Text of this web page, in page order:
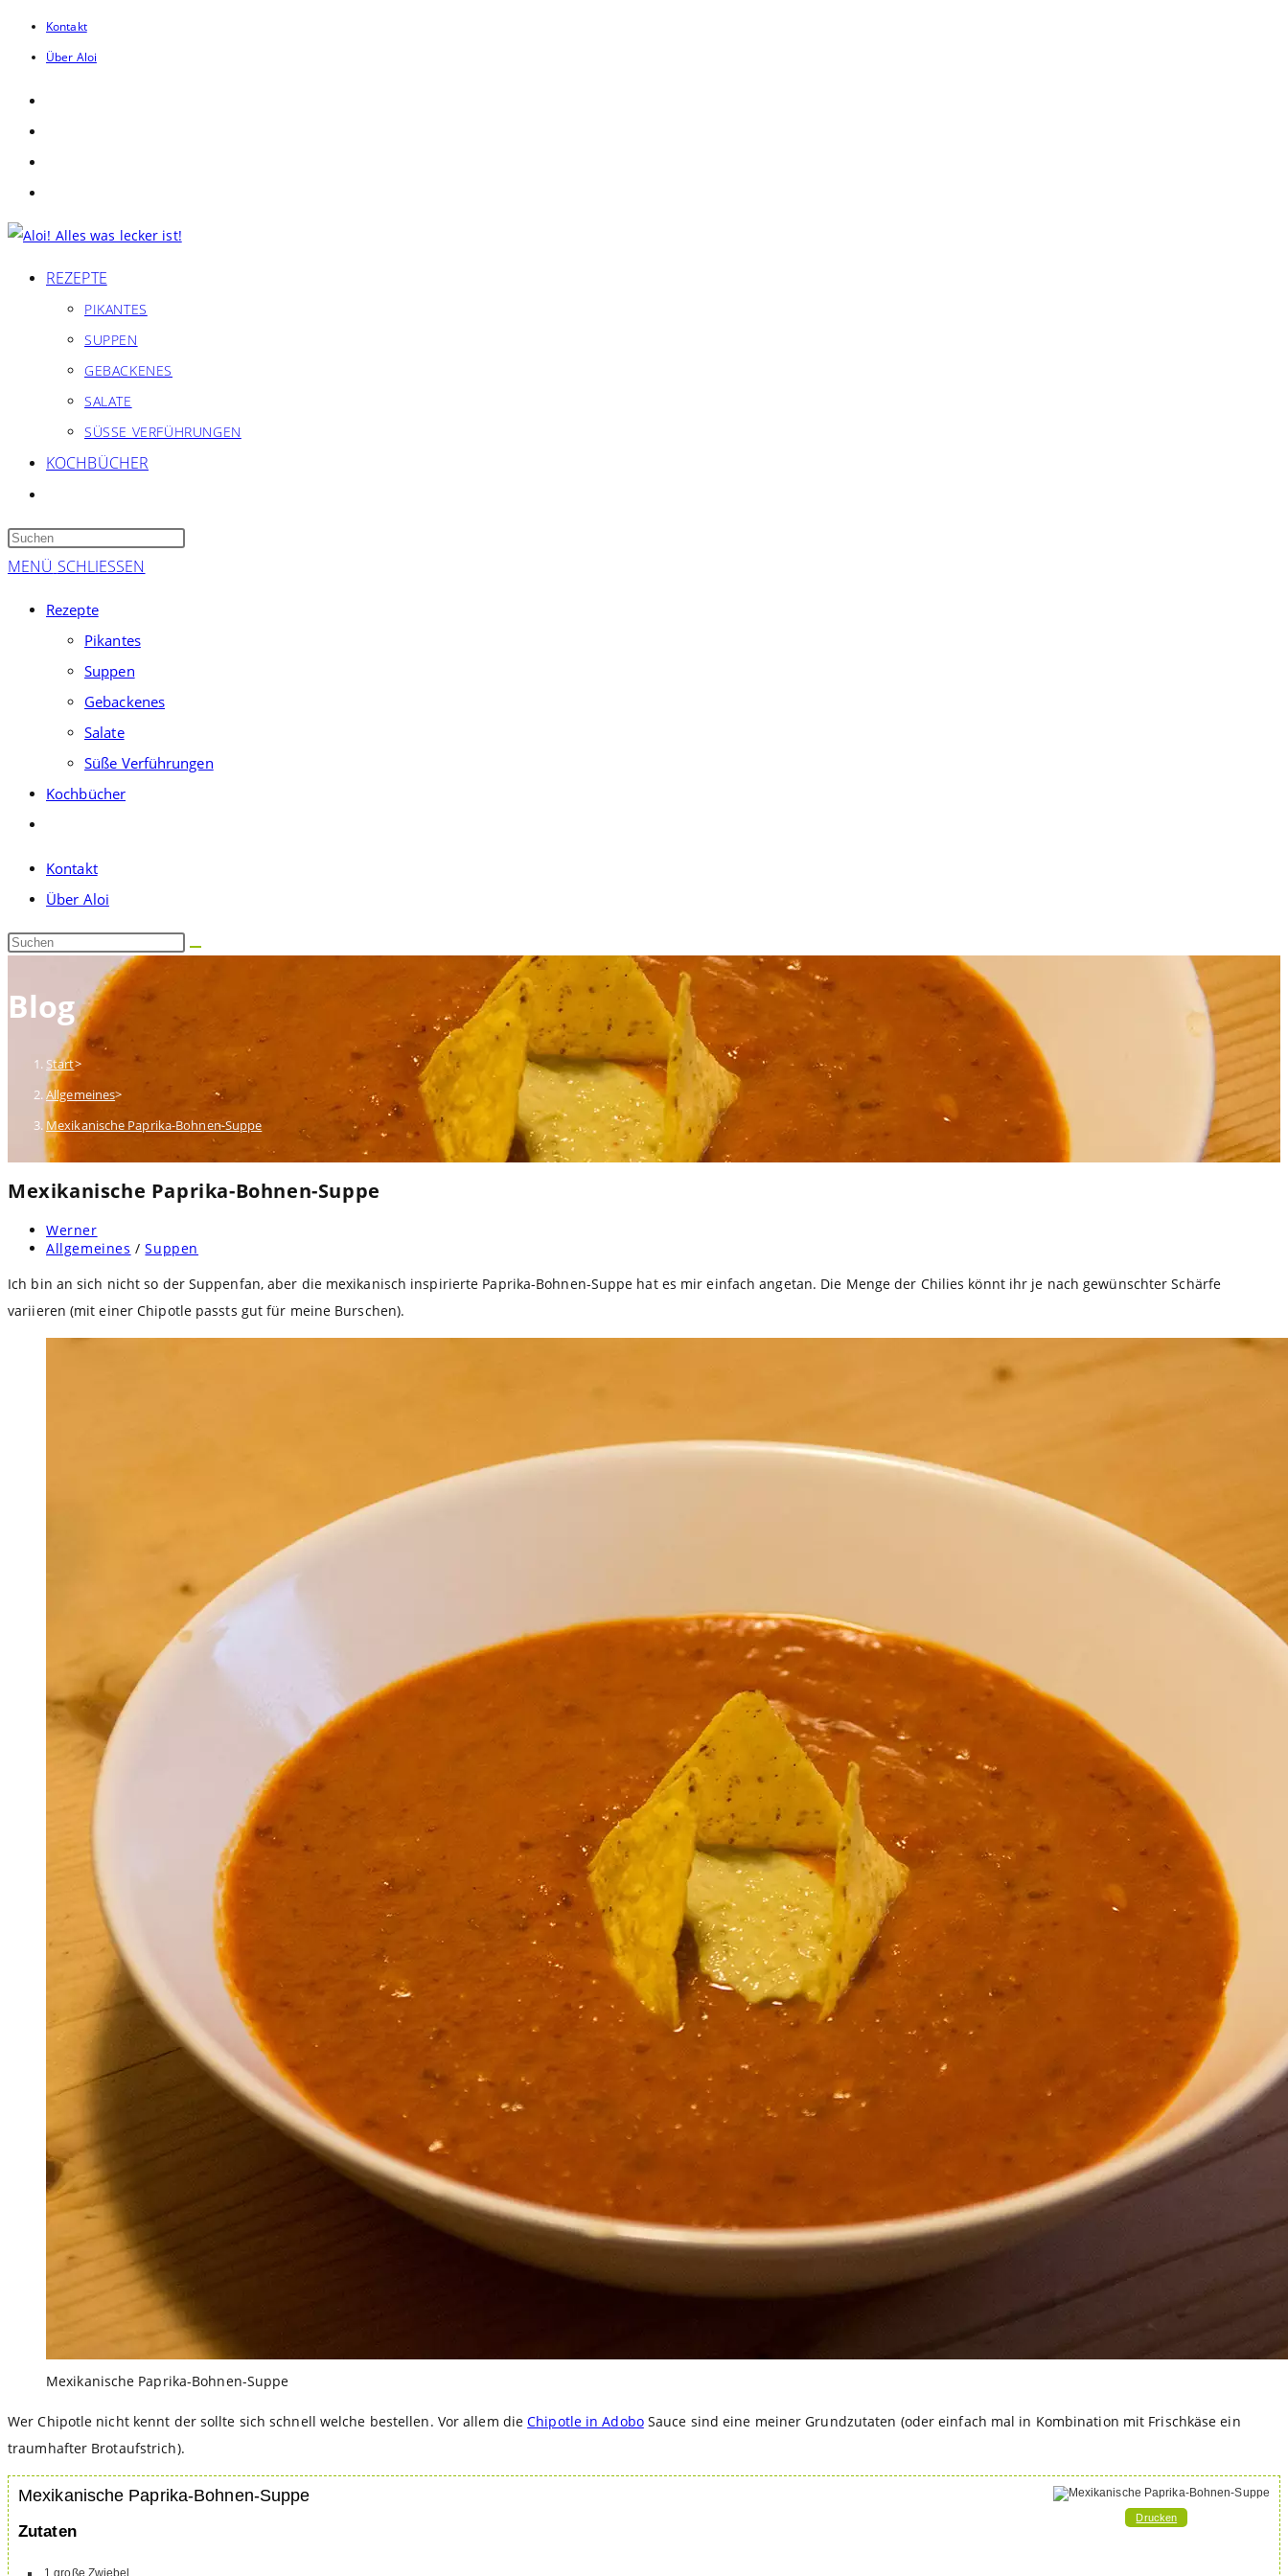
Zum
Kontakt
Über Aloi
REZEPTE
PIKANTES
SUPPEN
GEBACKENES
SALATE
SÜSSE VERFÜHRUNGEN
KOCHBÜCHER
SUCHE
UMSCHALTEN
Press
MENÜ SCHLIESSEN
Rezepte
Pikantes
Suppen
Gebackenes
Salate
Süße Verführungen
Kochbücher
umschalten
Kontakt
Über Aloi
Diese
durchsuchen
Blog
Start>
Allgemeines>
Mexikanische Paprika-Bohnen-Suppe
Mexikanische Paprika-Bohnen-Suppe
Beitrags-
Autor:
Werner
Beitrags-
Allgemeines / Suppen
Ich bin an sich nicht so der Suppenfan, aber die mexikanisch inspirierte Paprika-Bohnen-Suppe hat es mir einfach angetan. Die Menge der Chilies könnt ihr je nach gewünschter Schärfe
variieren (mit einer Chipotle passts gut für meine Burschen).
Mexikanische Paprika-Bohnen-Suppe
Wer Chipotle nicht kennt der sollte sich schnell welche bestellen. Vor allem dieChipotle in AdoboSauce sind eine meiner Grundzutaten (oder einfach mal in Kombination mit Frischkäse ein
traumhafter Brotaufstrich).
Drucken
Mexikanische Paprika-Bohnen-Suppe
Zutaten
1 große Zwiebel